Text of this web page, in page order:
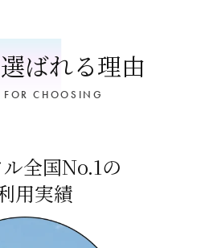
ばれる理由
FOR CHOOSING
全国No.1の
用実績